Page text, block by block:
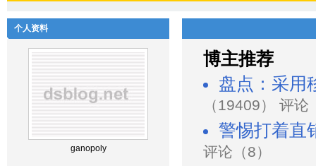
个人资料
ganopoly
博主推荐
盘点：采用
（19409） 评论
警惕打着直
评论（8）